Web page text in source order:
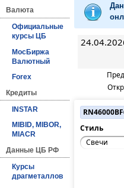
Валюта
Официальные
курсы ЦБ
МосБиржа
Валютный
Forex
Кредиты
INSTAR
MIBID, MIBOR,
MIACR
Данные ЦБ РФ
Курсы
драгметаллов
Стиль
Свечи